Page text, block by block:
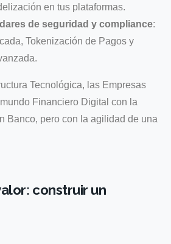
en tus plataformas.
de seguridad y compliance:
Tokenización de Pagos y
Tecnológica, las Empresas
Financiero Digital con la
Banco, pero con la agilidad de una
construir un